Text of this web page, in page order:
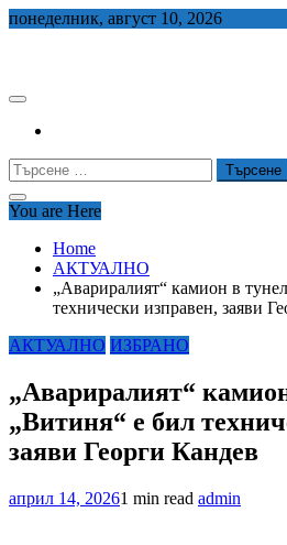
Skip
понеделник, август 10, 2026
Търсене
за:
You are Here
Home
АКТУАЛНО
„Авариралият“ камион в
технически изправен, заяви
АКТУАЛНО ИЗБРАНО
„Авариралият“
„Витиня“ е бил
заяви Георги Кандев
април 14, 20261 min read admin